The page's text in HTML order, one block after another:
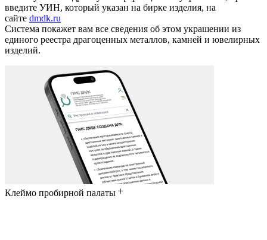
введите УИН, который указан на бирке изделия, на
сайте dmdk.ru
Система покажет вам все сведения об этом украшении из
единого реестра драгоценных металлов, камней и ювелирных
изделий.
Клеймо пробирной палаты